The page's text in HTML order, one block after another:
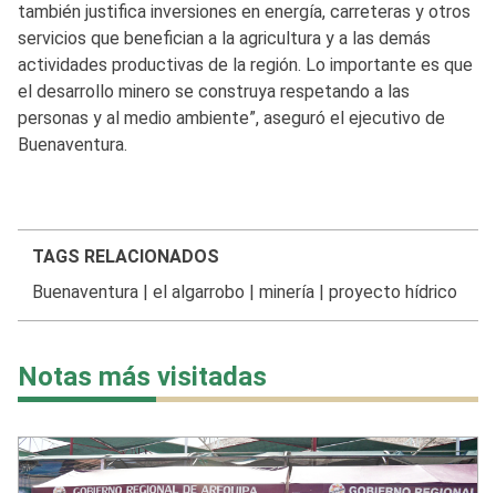
también justifica inversiones en energía, carreteras y otros
servicios que benefician a la agricultura y a las demás
actividades productivas de la región. Lo importante es que
el desarrollo minero se construya respetando a las
personas y al medio ambiente”, aseguró el ejecutivo de
Buenaventura.
TAGS RELACIONADOS
Buenaventura| el algarrobo minería| proyecto hídrico
Notas más visitadas